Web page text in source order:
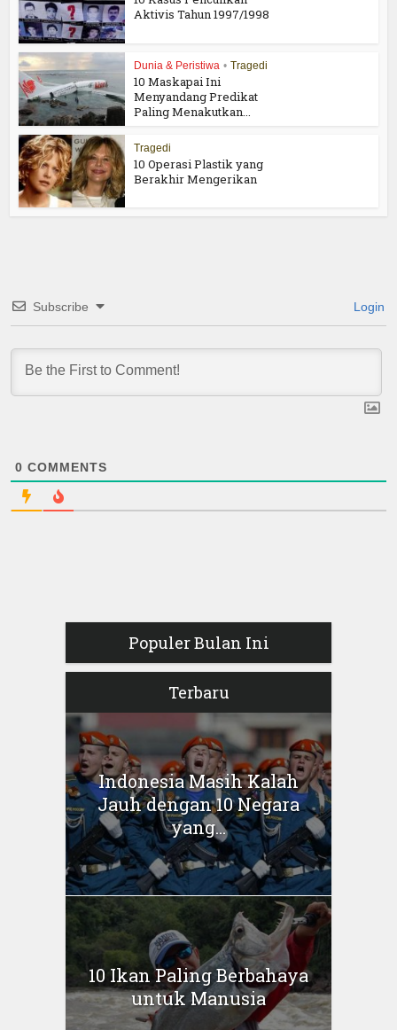
Aktivis Tahun 1997/1998
Dunia & Peristiwa • Tragedi
10 Maskapai Ini
Menyandang Predikat
Paling Menakutkan...
Tragedi
10 Operasi Plastik yang
Berakhir Mengerikan
Subscribe Login
0 COMMENTS
Populer Bulan Ini
Terbaru
Indonesia Masih Kalah
Jauh dengan 10 Negara
yang...
10 Ikan Paling Berbahaya
untuk Manusia